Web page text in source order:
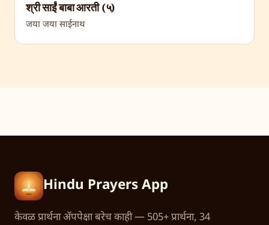
श्री साईं बाबा आरती (५)
जया जया साईनाथ
Hindu Prayers App
केवळ प्रार्थना अ‍ॅपपेक्षा बरेच काही — 505+ प्रार्थना, 34